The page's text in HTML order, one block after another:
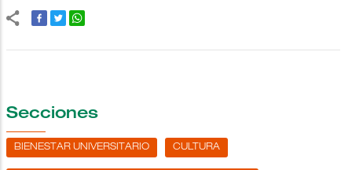
Secciones
BIENESTAR UNIVERSITARIO CULTURA